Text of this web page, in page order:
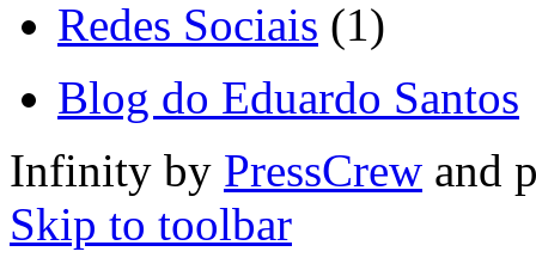
Redes Sociais (1)
Blog do Eduardo Santos
Infinity by PressCrew and
Skip to toolbar